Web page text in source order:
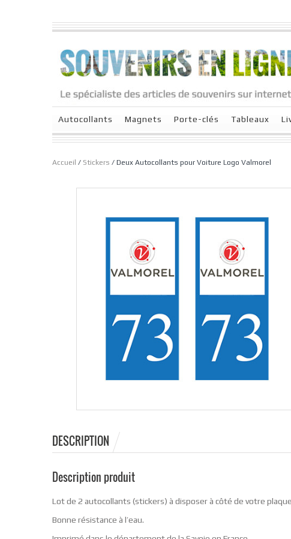
Autocollants Magnets Porte-clés Tableaux
Accueil / Stickers / Deux Autocollants pour Voiture Logo Valmorel
DESCRIPTION
Description produit
Lot de 2 autocollants (stickers) à disposer à côté de votre
Bonne résistance à l’eau.